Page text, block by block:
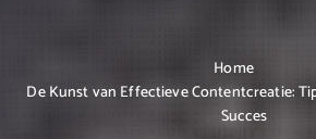
Home
De Kunst van Effectieve Contentcreatie:
Succes